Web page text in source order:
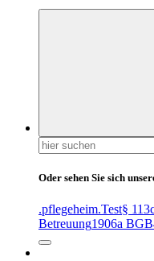
Suchen
nach:
Oder sehen Sie sich
.pflegeheim.Test§
Betreuung1906a BGB